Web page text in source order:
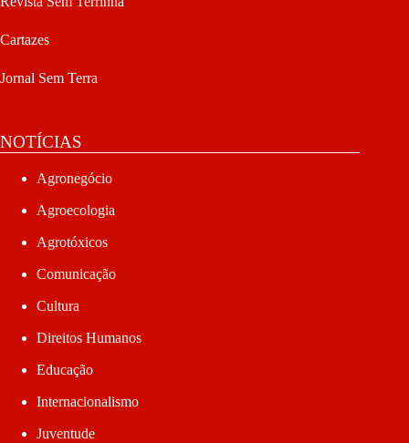
Cartazes
Jornal Sem Terra
NOTÍCIAS
Agronegócio
Agroecologia
Agrotóxicos
Comunicação
Cultura
Direitos Humanos
Educação
Internacionalismo
Juventude